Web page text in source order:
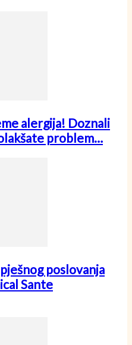
alergija! Doznali
problem…
poslovanja
Sante